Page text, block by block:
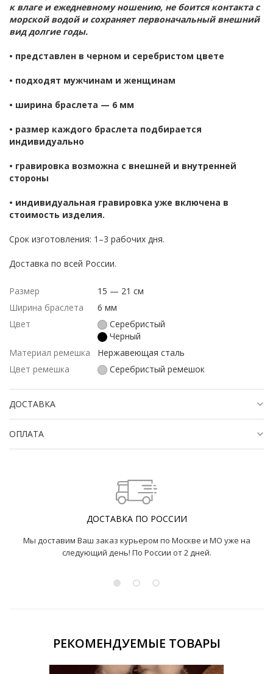
к влаге и ежедневному ношению, не боится контакта с
морской водой и сохраняет первоначальный внешний
вид долгие годы.
• представлен в черном и серебристом цвете
• подходят мужчинам и женщинам
• ширина браслета — 6 мм
• размер каждого браслета подбирается
индивидуально
• гравировка возможна с внешней и внутренней
стороны
• индивидуальная гравировка уже включена в
стоимость изделия.
Срок изготовления: 1–3 рабочих дня.
Доставка по всей России.
Размер
15 — 21 см
Ширина браслета
6 мм
Цвет
Серебристый
Черный
Материал ремешка
Нержавеющая сталь
Цвет ремешка
Серебристый ремешок
ДОСТАВКА
ОПЛАТА
ДОСТАВКА ПО РОССИИ
Мы доставим Ваш заказ курьером по Москве и МО уже на
следующий день! По России от 2 дней.
РЕКОМЕНДУЕМЫЕ ТОВАРЫ